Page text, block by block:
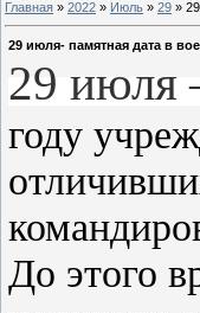
Главная » 2022 » Июль » 29 »
29 июля- памятная дата в
29 июля
году
До этого